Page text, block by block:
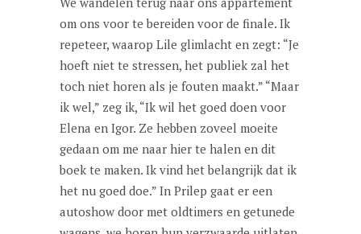
om ons voor te bereiden voor de finale. Ik
repeteer, waarop Lile glimlacht en zegt: “Je
hoeft niet te stressen, het publiek zal het
toch niet horen als je fouten maakt.” “Maar
ik wel,” zeg ik, “Ik wil het goed doen voor
Elena en Igor. Ze hebben zoveel moeite
gedaan om me naar hier te halen en dit
boek te maken. Ik vind het belangrijk dat ik
het nu goed doe.” In Prilep gaat er een
autoshow door met oldtimers en getunede